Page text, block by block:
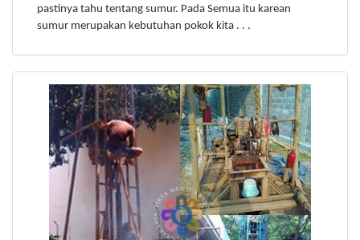
pastinya tahu tentang sumur. Pada Semua itu karean
sumur merupakan kebutuhan pokok kita . . .